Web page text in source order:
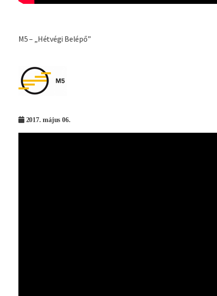
M5 – „Hétvégi Belépő”
Imagine
2017. május 06.